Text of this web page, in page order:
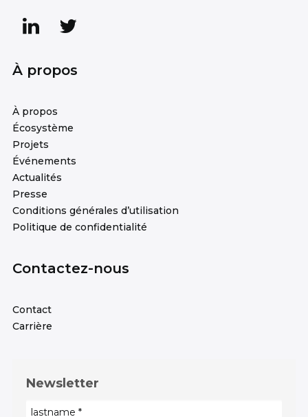
À propos
À propos
Écosystème
Projets
Événements
Actualités
Presse
Conditions générales d’utilisation
Politique de confidentialité
Contactez-nous
Contact
Carrière
Newsletter